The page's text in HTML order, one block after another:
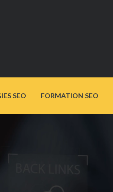
SEO FORMATION SEO